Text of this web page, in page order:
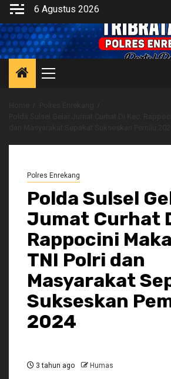
Skip
content
6 Agustus 2026
Primary
Polres Enrekang
Polda Sulsel
Jumat Curhat
Rappocini
TNI Polri dan
Masyarakat
Sukseskan
2024
3 tahun ago Humas